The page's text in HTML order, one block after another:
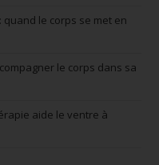
le corps se met en
le corps dans sa
aide le ventre à